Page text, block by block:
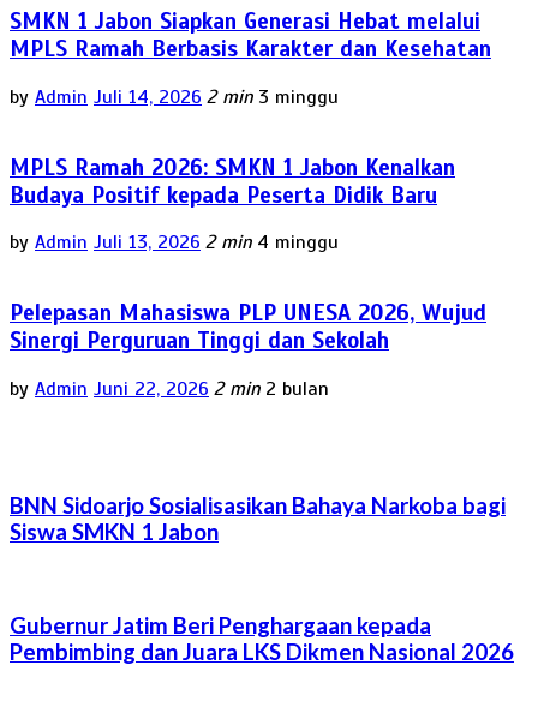
SMKN 1 Jabon Siapkan Generasi Hebat melalui
MPLS Ramah Berbasis Karakter dan Kesehatan
by Admin Juli 14, 2026 2 min 3 minggu
MPLS Ramah 2026: SMKN 1 Jabon Kenalkan
Budaya Positif kepada Peserta Didik Baru
by Admin Juli 13, 2026 2 min 4 minggu
Pelepasan Mahasiswa PLP UNESA 2026, Wujud
Sinergi Perguruan Tinggi dan Sekolah
by Admin Juni 22, 2026 2 min 2 bulan
BNN Sidoarjo Sosialisasikan Bahaya Narkoba bagi
Siswa SMKN 1 Jabon
Gubernur Jatim Beri Penghargaan kepada
Pembimbing dan Juara LKS Dikmen Nasional 2026